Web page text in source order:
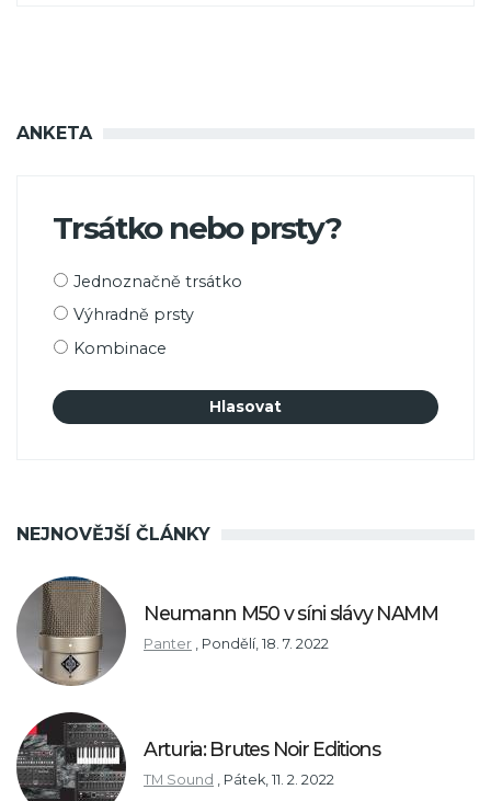
ANKETA
Trsátko nebo prsty?
Možnosti
Jednoznačně trsátko
Výhradně prsty
Kombinace
NEJNOVĚJŠÍ ČLÁNKY
Neumann M50 v síni slávy NAMM
Panter Pondělí, 18. 7. 2022
Arturia: Brutes Noir Editions
TM Sound Pátek, 11. 2. 2022